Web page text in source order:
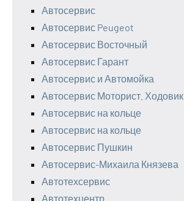
Автосервис
Автосервис Peugeot
Автосервис Восточный
Автосервис Гарант
Автосервис и Автомойка
Автосервис Моторист. Ходовик
Автосервис на кольце
Автосервис на кольце
Автосервис Пушкин
Автосервис-Михаила Князева
Автотехсервис
Автотехцентр